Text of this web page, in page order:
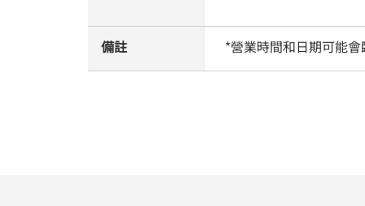
備註 *營業時間和日期可能